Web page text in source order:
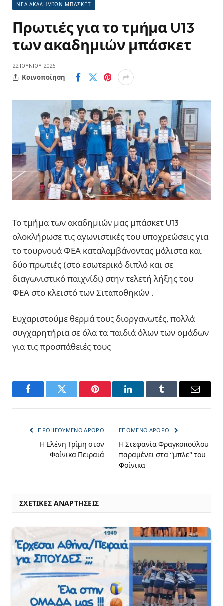
ΝΕΑ ΑΚΑΔΗΜΙΩΝ ΜΠΑΣΚΕΤ
Πρωτιές για το τμήμα U13
των ακαδημιών μπάσκετ
22 ΙΟΥΝΊΟΥ 2026
Κοινοποίηση
Το τμήμα των ακαδημιών μας μπάσκετ U13
ολοκλήρωσε τις αγωνιστικές του υποχρεώσεις για
το τουρνουά ΦΕΑ καταλαμβάνοντας μάλιστα και
δύο πρωτιές (στο εσωτερικό διπλό και σε
διαγωνιστικό παιχνίδι) στην τελετή λήξης του
ΦΕΑ στο κλειστό των Σιταποθηκών .
Ευχαριστούμε θερμά τους διοργανωτές, πολλά
συγχαρητήρια σε όλα τα παιδιά όλων των ομάδων
για τις προσπάθειές τους
FacebookTwitter Pinterest LinkedInTumblr Email
ΠΡΟΗΓΟΎΜΕΝΟ ΆΡΘΡΟ
Η Ελένη Τρίμη στον
Φοίνικα Πειραιά
ΕΠΌΜΕΝΟ ΆΡΘΡΟ
Η Στεφανία Φραγκοπούλου
παραμένει στα “μπλε” του
Φοίνικα
ΣΧΕΤΙΚΈΣ ΑΝΑΡΤΉΣΕΙΣ